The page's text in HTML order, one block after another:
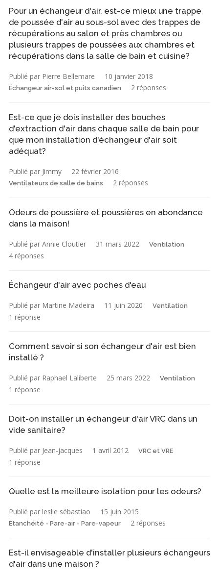
Pour un échangeur d'air, est-ce mieux une trappe
de poussée d'air au sous-sol avec des trappes de
récupérations au salon et près chambres ou
plusieurs trappes de poussées aux chambres et
récupérations dans la salle de bain et cuisine?
Publié par Pierre Bellemare 10 janvier 2018
Échangeur air-sol et puits canadien 2 réponses
Est-ce que je dois installer des bouches
d'extraction d'air dans chaque salle de bain pour
que mon installation d'échangeur d'air soit
adéquat?
Publié par Jimmy 22 février 2016
Ventilateurs de salle de bains 2 réponses
Odeurs de poussière et poussières en abondance
dans la maison!
Publié par Annie Cloutier 31 mars 2022 Ventilation
4 réponses
Échangeur d'air avec poches d'eau
Publié par Martine Madeira 11 juin 2020 Ventilation
1 réponse
Comment savoir si son échangeur d'air est bien
installé ?
Publié par Raphael Laliberte 25 mars 2022 Ventilation
1 réponse
Doit-on installer un échangeur d'air VRC dans un
vide sanitaire?
Publié par Jean-jacques 1 avril 2012 VRC et VRE
1 réponse
Quelle est la meilleure isolation pour les odeurs?
Publié par leslie sébastiao 15 juin 2015
Étanchéité - Pare-air - Pare-vapeur 2 réponses
Est-il envisageable d'installer plusieurs échangeurs
d'air dans une maison ?